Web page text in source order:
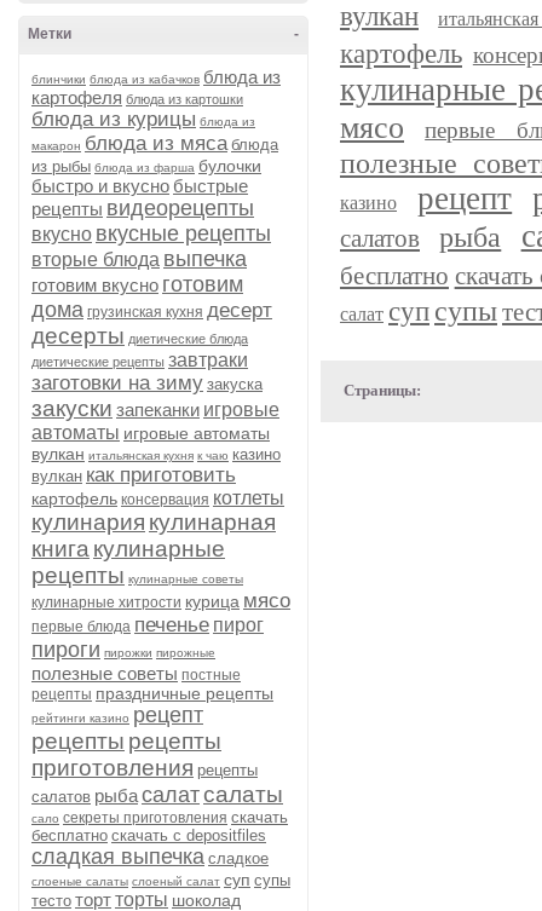
-
Метки
блинчики блюда из кабачков блюда из
картофеля блюда из картошки
блюда из курицы блюда из
макарон блюда из мяса блюда
из рыбы блюда из фарша булочки
быстро и вкусно быстрые
рецепты видеорецепты
вкусно вкусные рецепты
вторые блюда выпечка
готовим вкусно готовим
дома грузинская кухня десерт
десерты диетические блюда
диетические рецепты завтраки
заготовки на зиму закуска
закуски запеканки игровые
автоматы игровые автоматы
вулкан итальянская кухня к чаю казино
вулкан как приготовить
картофель консервация котлеты
кулинария кулинарная
книга кулинарные
рецепты кулинарные советы
кулинарные хитрости курица мясо
первые блюда печенье пирог
пироги пирожки пирожные
полезные советы постные
рецепты праздничные рецепты
рейтинги казино рецепт
рецепты рецепты
приготовления рецепты
салатов рыбасалатсалаты
сало секреты приготовления скачать
бесплатно скачать с depositfiles
сладкая выпечка сладкое
слоеные салаты слоеный салат суп супы
тесто тортторты шоколад
вулкан
картофель
кулинарные
мясо
первые
полезные
казино рецепт
салатов рыба
бесплатно
салат суп супы
Страницы: